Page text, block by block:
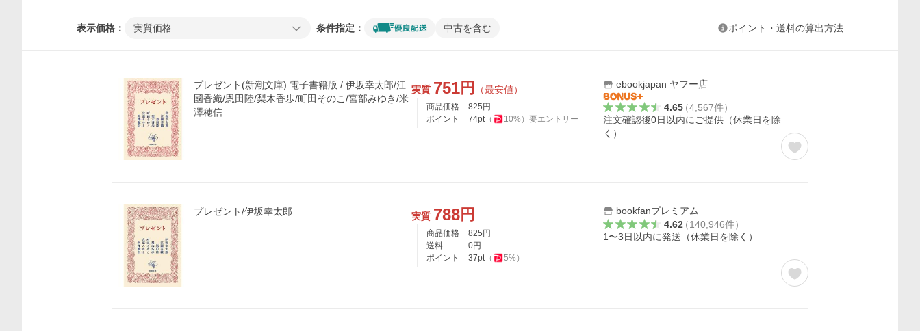
表示価格： 実質価格 条件指定： 中古を含む ポイント・送料の算出方法
プレゼント(新潮文庫) 電子書籍版 / 伊坂幸太郎/江
國香織/恩田陸/梨木香歩/町田そのこ/宮部みゆき/米
澤穂信
実質 751円 （最安値）
商品価格 825 円
ポイント
74pt（ 10%） 要エントリー
ebookjapan ヤフー店
4.65（4,567件）
注文確認後0日以内にご提供（休業日を除
く）
プレゼント/伊坂幸太郎 実質 788円
商品価格 825 円
送料
0円
ポイント
37pt（ 5%）
bookfanプレミアム
4.62（140,946件）
1〜3日以内に発送（休業日を除く）